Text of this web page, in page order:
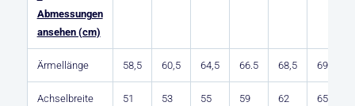
Abmessungen
ansehen (cm)
Ärmellänge 58,5 60,5 64,5 66.5 68,5 69
Achselbreite 51 53 55 59 62 65